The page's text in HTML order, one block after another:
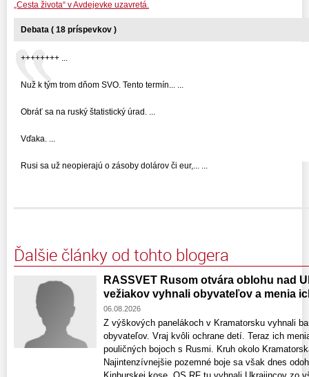
„Cesta života“ v Avdejevke uzavretá.
Debata ( 18 príspevkov )
++++++++ ...
Nuž k tým trom dňom SVO. Tento termín... ...
Obráť sa na ruský štatistický úrad. ...
Vďaka. ...
Rusi sa už neopierajú o zásoby dolárov či eur,... ...
Ďalšie články od tohto blogera
RASSVET Rusom otvára oblohu nad
vežiakov vyhnali obyvateľov a menia
06.08.2026
Z výškových panelákoch v Kramatorsku vyhnali
obyvateľov. Vraj kvôli ochrane detí. Teraz ich
pouličných bojoch s Rusmi. Kruh okolo
Najintenzívnejšie pozemné boje sa však dnes